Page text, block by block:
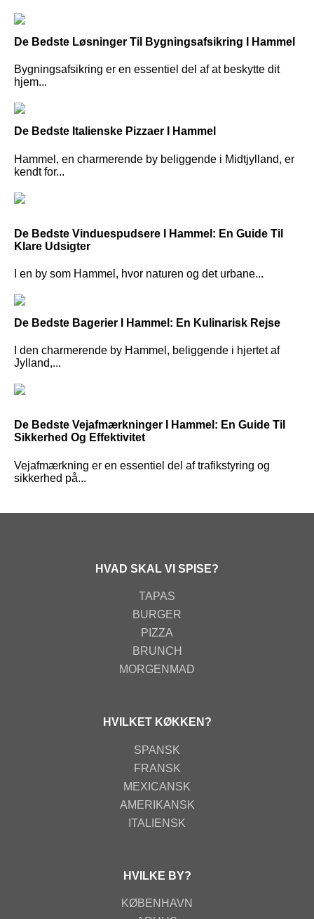
De Bedste Løsninger Til Bygningsafsikring I Hammel
Bygningsafsikring er en essentiel del af at beskytte dit
hjem...
De Bedste Italienske Pizzaer I Hammel
Hammel, en charmerende by beliggende i Midtjylland, er
kendt for...
De Bedste Vinduespudsere I Hammel: En Guide Til
Klare Udsigter
I en by som Hammel, hvor naturen og det urbane...
De Bedste Bagerier I Hammel: En Kulinarisk Rejse
I den charmerende by Hammel, beliggende i hjertet af
Jylland,...
De Bedste Vejafmærkninger I Hammel: En Guide Til
Sikkerhed Og Effektivitet
Vejafmærkning er en essentiel del af trafikstyring og
sikkerhed på...
HVAD SKAL VI SPISE?
TAPAS
BURGER
PIZZA
BRUNCH
MORGENMAD
HVILKET KØKKEN?
SPANSK
FRANSK
MEXICANSK
AMERIKANSK
ITALIENSK
HVILKE BY?
KØBENHAVN